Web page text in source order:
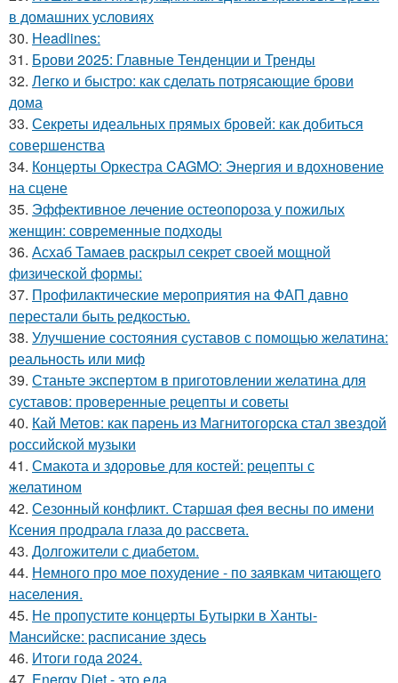
в домашних условиях
30. Headlines:
31. Брови 2025: Главные Тенденции и Тренды
32. Легко и быстро: как сделать потрясающие брови
дома
33. Секреты идеальных прямых бровей: как добиться
совершенства
34. Концерты Оркестра CAGMO: Энергия и вдохновение
на сцене
35. Эффективное лечение остеопороза у пожилых
женщин: современные подходы
36. Асхаб Тамаев раскрыл секрет своей мощной
физической формы:
37. Профилактические мероприятия на ФАП давно
перестали быть редкостью.
38. Улучшение состояния суставов с помощью желатина:
реальность или миф
39. Станьте экспертом в приготовлении желатина для
суставов: проверенные рецепты и советы
40. Кай Метов: как парень из Магнитогорска стал звездой
российской музыки
41. Смакота и здоровье для костей: рецепты с
желатином
42. Сезонный конфликт. Старшая фея весны по имени
Ксения продрала глаза до рассвета.
43. Долгожители с диабетом.
44. Немного про мое похудение - по заявкам читающего
населения.
45. Не пропустите концерты Бутырки в Ханты-
Мансийске: расписание здесь
46. Итоги года 2024.